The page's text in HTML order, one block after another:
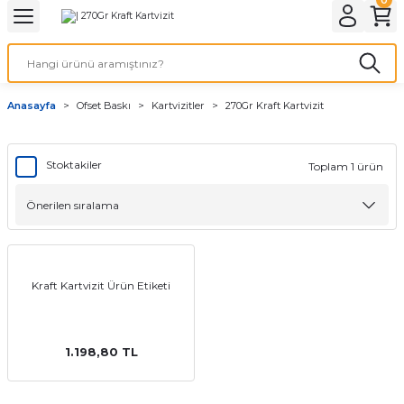
Geri Dön
Geri Dön
Kağıdı
Geri Dön
Geri Dön
Ürünleri
Geri Dön
Geri Dön
Geri Dön
Anasayfa Ofset Baskı Kartvizitler 270Gr Kraft Kartvizit
Stoktakiler Toplam 1 ürün
Kraft Kartvizit Ürün Etiketi
1.198,80 TL